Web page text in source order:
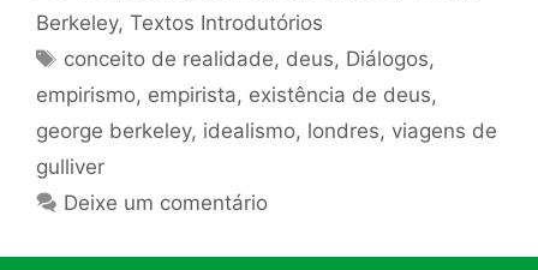
Berkeley, Textos Introdutórios
Tags
conceito de realidade, deus, Diálogos,
empirismo, empirista, existência de deus,
george berkeley, idealismo, londres, viagens de
gulliver
Deixe um comentário